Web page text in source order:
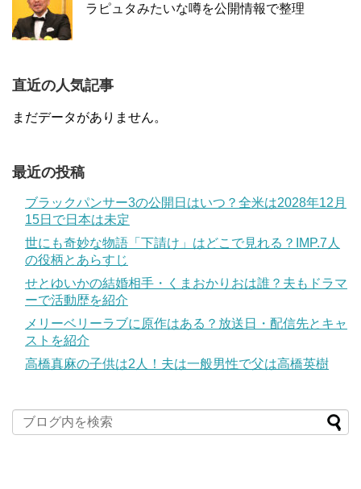
ラピュタみたいな噂を公開情報で整理
直近の人気記事
まだデータがありません。
最近の投稿
ブラックパンサー3の公開日はいつ？全米は2028年12月
15日で日本は未定
世にも奇妙な物語「下請け」はどこで見れる？IMP.7人
の役柄とあらすじ
せとゆいかの結婚相手・くまおかりおは誰？夫もドラマ
ーで活動歴を紹介
メリーベリーラブに原作はある？放送日・配信先とキャ
ストを紹介
高橋真麻の子供は2人！夫は一般男性で父は高橋英樹